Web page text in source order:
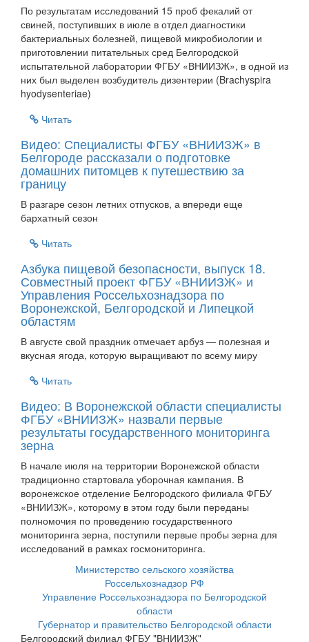
По результатам исследований 15 проб фекалий от
свиней, поступивших в июле в отдел диагностики
бактериальных болезней, пищевой микробиологии и
приготовлении питательных сред Белгородской
испытательной лаборатории ФГБУ «ВНИИЗЖ», в одной из
них был выделен возбудитель дизентерии (Brachyspira
hyodysenteriae)
Читать
Видео: Специалисты ФГБУ «ВНИИЗЖ» в
Белгороде рассказали о подготовке
домашних питомцев к путешествию за
границу
В разгаре сезон летних отпусков, а впереди еще
бархатный сезон
Читать
Азбука пищевой безопасности, выпуск 18.
Совместный проект ФГБУ «ВНИИЗЖ» и
Управления Россельхознадзора по
Воронежской, Белгородской и Липецкой
областям
В августе свой праздник отмечает арбуз — полезная и
вкусная ягода, которую выращивают по всему миру
Читать
Видео: В Воронежской области специалисты
ФГБУ «ВНИИЗЖ» назвали первые
результаты государственного мониторинга
зерна
В начале июля на территории Воронежской области
традиционно стартовала уборочная кампания. В
воронежское отделение Белгородского филиала ФГБУ
«ВНИИЗЖ», которому в этом году были переданы
полномочия по проведению государственного
мониторинга зерна, поступили первые пробы зерна для
исследований в рамках госмониторинга.
Министерство сельского хозяйства
Россельхознадзор РФ
Управление Россельхознадзора по Белгородской
области
Губернатор и правительство Белгородской области
Белгородский филиал ФГБУ "ВНИИЗЖ"